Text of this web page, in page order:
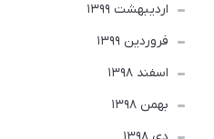
ارديبهشت 1399
فروردین 1399
اسفند 1398
بهمن 1398